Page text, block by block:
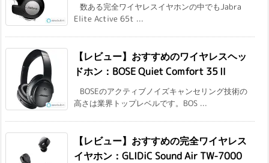
数ある完全ワイヤレスイヤホンの中でもJabra
Elite Active 65t ...
【レビュー】おすすめのワイヤレスヘッ
ドホン：BOSE Quiet Comfort 35Ⅱ
BOSEのアクティブノイズキャンセリング技術の
高さは業界トップレベルです。BOS ...
【レビュー】おすすめの完全ワイヤレス
イヤホン：GLIDiC Sound Air TW-7000